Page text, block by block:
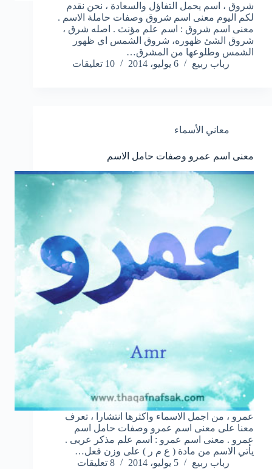
شروق ، اسم يحمل التفاؤل والسعادة ، نحن نقدم
لكم اليوم معنى اسم شروق وصفات حاملة الاسم .
معنى اسم شروق : اسم علم مؤنث . اصله شرق ،
شروق الشئ ظهوره، شروق الشمس اي ظهور
الشمس وطلوعها من المشرق…
رباب ربيع
6 يوليو، 2014 10 تعليقات
معاني الأسماء
معنى اسم عمرو وصفات حامل الاسم
عمرو ، من اجمل الاسماء واكثرها انتشارا ، تعرف
معنا على معنى اسم عمرو وصفات حامل اسم
عمرو . معنى اسم عمرو : اسم علم مذكر عربى .
يأتي الاسم من مادة ( ع م ر ) على وزن فعل…
رباب ربيع
5 يوليو، 2014 8 تعليقات